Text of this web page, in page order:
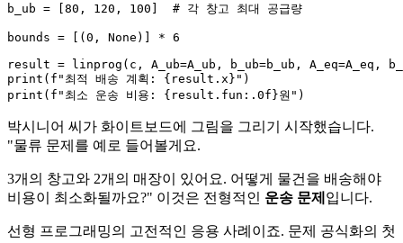
b_ub = [80 , 120 , 100 ] # 각 창고 최대 공급량
bounds = [(0 , None )] * 6
print ( f"최적 배송 계획: {result.x} "
print ( f"최소 운송 비용: {result.fun: .0f}원"
박시니어 씨가 화이트보드에 그림을 그리기 시작했습니다.
"물류 문제를 예로 들어볼게요.
3개의 창고와 2개의 매장이 있어요. 어떻게 물건을 배송해야
비용이 최소화될까요?" 이것은 전형적인 운송 문제 입니다.
선형 프로그래밍의 고전적인 응용 사례이죠. 문제 공식화의 첫